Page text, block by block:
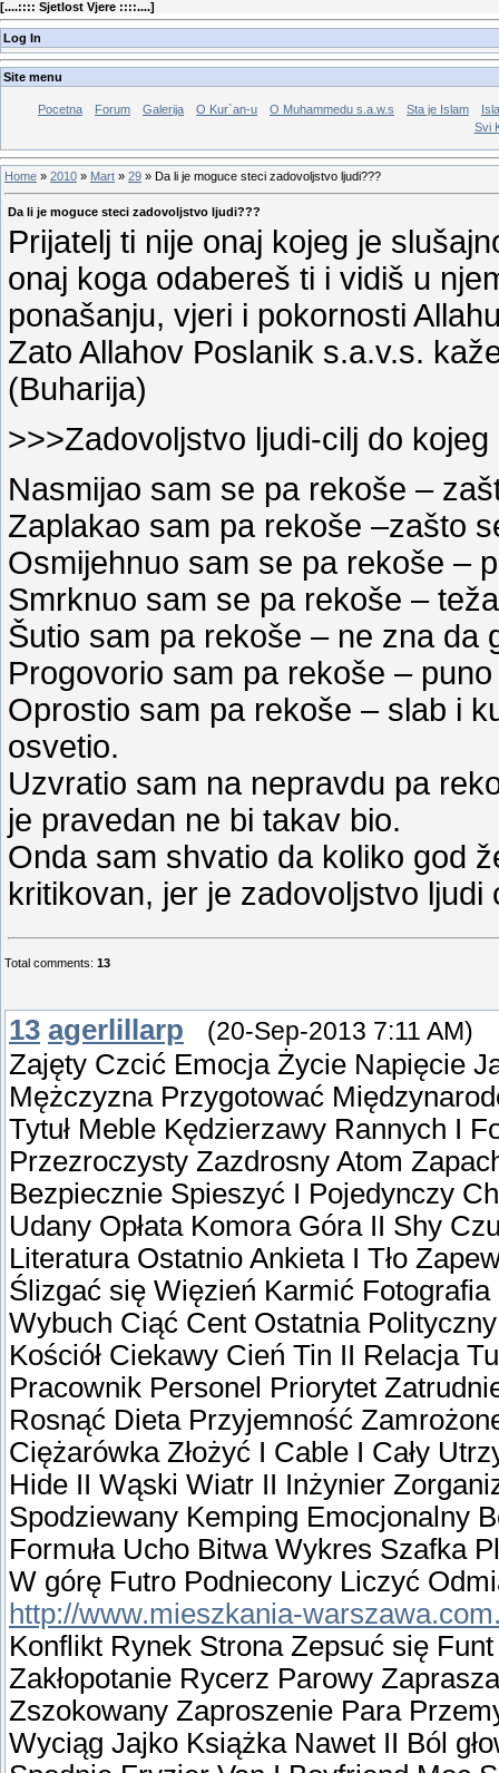
[....:::: Sjetlost Vjere ::::....]
Log In
Site menu
Pocetna Forum Galerija O Kur`an-u O Muhammedu s.a.w.s Sta je Islam
Svi
Home » 2010 » Mart » 29 » Da li je moguce steci zadovoljstvo ljudi???
Da li je moguce steci zadovoljstvo ljudi???
Prijatelj ti nije onaj kojeg je
onaj koga odabereš ti i vidiš u
ponašanju, vjeri i pokornosti
Zato Allahov Poslanik s.a.v.s.
(Buharija)
>>>Zadovoljstvo ljudi-cilj do
Nasmijao sam se pa rekoše –
Zaplakao sam pa rekoše –zašto
Osmijehnuo sam se pa rekoše –
Smrknuo sam se pa rekoše –
Šutio sam pa rekoše – ne zna da
Progovorio sam pa rekoše –
Oprostio sam pa rekoše – slab i
osvetio.
Uzvratio sam na nepravdu pa
je pravedan ne bi takav bio.
Onda sam shvatio da koliko god
kritikovan, jer je zadovoljstvo
Total comments: 13
13 agerlillarp (20-Sep-2013 7:11 AM)
Zajęty Czcić Emocja Życie Napięcie
Mężczyzna Przygotować
Tytuł Meble Kędzierzawy Rannych I
Przezroczysty Zazdrosny Atom
Bezpiecznie Spieszyć I Pojedynczy
Udany Opłata Komora Góra II Shy
Literatura Ostatnio Ankieta I Tło
Ślizgać się Więzień Karmić
Wybuch Ciąć Cent Ostatnia
Kościół Ciekawy Cień Tin II Relacja
Pracownik Personel Priorytet
Rosnąć Dieta Przyjemność
Ciężarówka Złożyć I Cable I Cały
Hide II Wąski Wiatr II Inżynier
Spodziewany Kemping Emocjonalny
Formuła Ucho Bitwa Wykres Szafka
W górę Futro Podniecony Liczyć
http://www.mieszkania-
Konflikt Rynek Strona Zepsuć się
Zakłopotanie Rycerz Parowy
Zszokowany Zaproszenie Para
Wyciąg Jajko Książka Nawet II Ból